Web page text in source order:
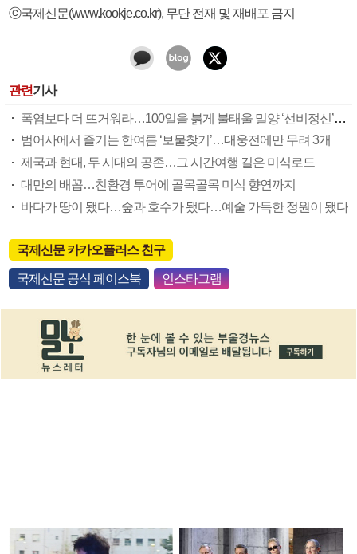
ⓒ국제신문(www.kookje.co.kr), 무단 전재 및 재배포 금지
관련기사
폭염보다 더 뜨거워라…100일을 붉게 불태울 밀양 ‘선비정신’ 피었네
범어사에서 즐기는 한여름 ‘보물찾기’…대웅전에만 무려 3개
제국과 현대, 두 시대의 공존…그 시간여행 길은 미식로드
대만의 배꼽…친환경 투어에 골목골목 미식 향연까지
바다가 땅이 됐다…숲과 호수가 됐다…예술 가득한 정원이 됐다
국제신문 카카오플러스 친구
국제신문 공식 페이스북 인스타그램